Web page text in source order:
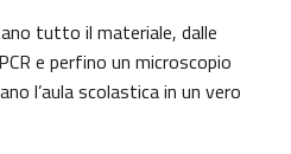
tutto il materiale, dalle
e perfino un microscopio
l’aula scolastica in un vero